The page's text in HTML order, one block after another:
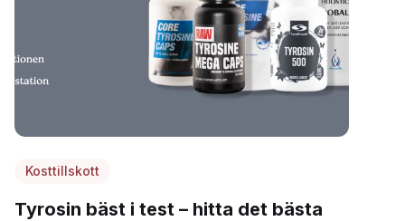
Kosttillskott
Tyrosin bäst i test – hitta det bästa